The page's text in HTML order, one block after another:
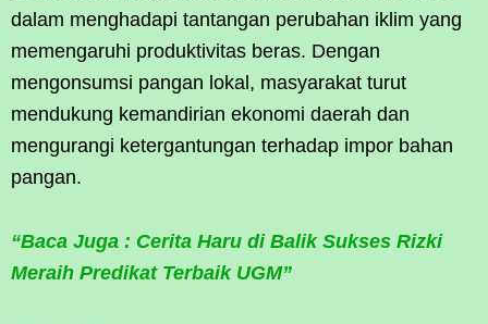
dalam menghadapi tantangan perubahan iklim yang
memengaruhi produktivitas beras. Dengan
mengonsumsi pangan lokal, masyarakat turut
mendukung kemandirian ekonomi daerah dan
mengurangi ketergantungan terhadap impor bahan
pangan.
“Baca Juga : Cerita Haru di Balik Sukses Rizki
Meraih Predikat Terbaik UGM”